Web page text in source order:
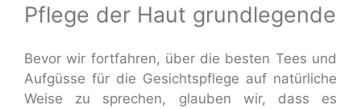
Pflege der Haut grundlegende
Bevor wir fortfahren, über die besten Tees und
Aufgüsse für die Gesichtspflege auf natürliche
Weise zu sprechen, glauben wir, dass es